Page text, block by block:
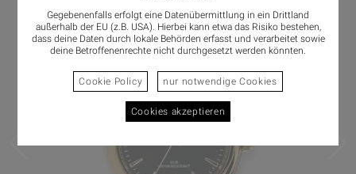
Gegebenenfalls erfolgt eine Datenübermittlung in ein Drittland
außerhalb der EU (z.B. USA). Hierbei kann etwa das Risiko bestehen,
dass deine Daten durch lokale Behörden erfasst und verarbeitet sowie
deine Betroffenenrechte nicht durchgesetzt werden könnten.
Cookie Policy nur notwendige Cookies
Cookies akzeptieren